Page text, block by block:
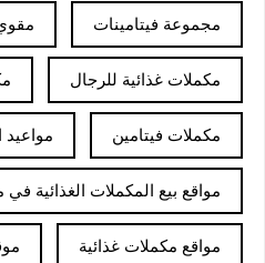
مجموعة فيتامينات
مكملات غذائية للرجال
مكملات فيتامين مواعيد
مواقع بيع المكملات الغذائية في
مواقع مكملات غذائية